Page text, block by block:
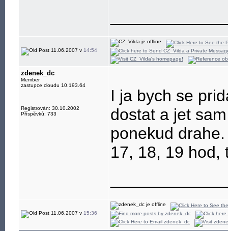
11.06.2007 v 14:54
zdenek_dc
Member
zastupce cloudu 10.193.64
Registrován: 30.10.2002
Příspěvků: 733
I ja bych se
dostat a jet
ponekud
17, 18, 19 hod,
11.06.2007 v 15:36